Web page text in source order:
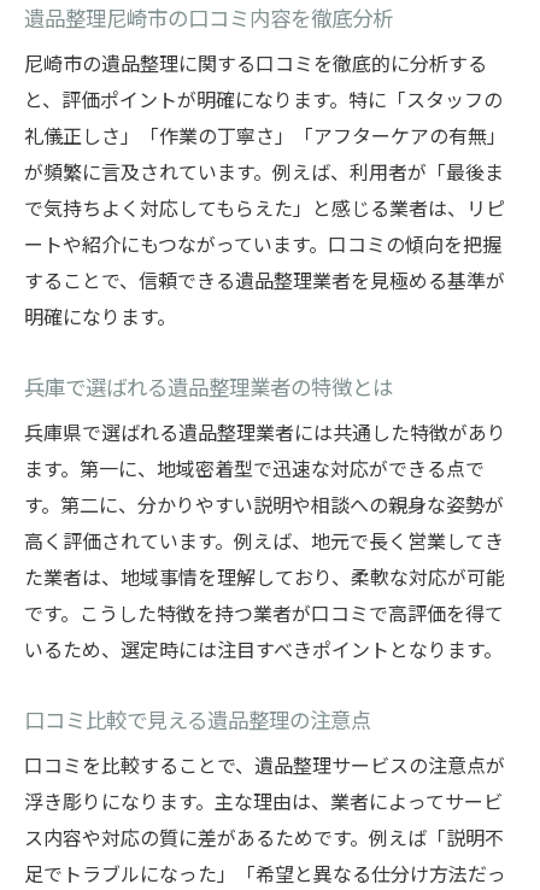
遺品整理尼崎市の口コミ内容を徹底分析
尼崎市の遺品整理に関する口コミを徹底的に分析する
と、評価ポイントが明確になります。特に「スタッフの
礼儀正しさ」「作業の丁寧さ」「アフターケアの有無」
が頻繁に言及されています。例えば、利用者が「最後ま
で気持ちよく対応してもらえた」と感じる業者は、リピ
ートや紹介にもつながっています。口コミの傾向を把握
することで、信頼できる遺品整理業者を見極める基準が
明確になります。
兵庫で選ばれる遺品整理業者の特徴とは
兵庫県で選ばれる遺品整理業者には共通した特徴があり
ます。第一に、地域密着型で迅速な対応ができる点で
す。第二に、分かりやすい説明や相談への親身な姿勢が
高く評価されています。例えば、地元で長く営業してき
た業者は、地域事情を理解しており、柔軟な対応が可能
です。こうした特徴を持つ業者が口コミで高評価を得て
いるため、選定時には注目すべきポイントとなります。
口コミ比較で見える遺品整理の注意点
口コミを比較することで、遺品整理サービスの注意点が
浮き彫りになります。主な理由は、業者によってサービ
ス内容や対応の質に差があるためです。例えば「説明不
足でトラブルになった」「希望と異なる仕分け方法だっ